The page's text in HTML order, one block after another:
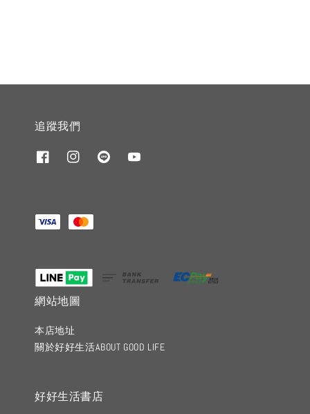
追蹤我們
網站地圖
本店地址
關於好好生活ABOUT GOOD LIFE
好好生活書店